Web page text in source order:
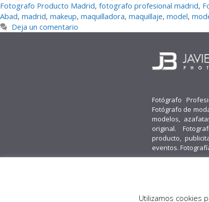
Fotografo Producto Madrid, fotografo profesional madrid,
Abad, madrid, makeup, maquilladora, maquillaje, model,
Deja un comentario
Fotógrafo
Fotógrafo de
modelos,
original.
producto,
eventos.
Obenus Servicios Digitales
Utilizamos cookies